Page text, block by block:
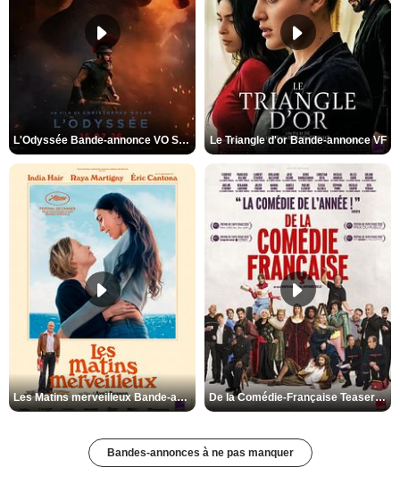
L'Odyssée Bande-annonce VO STFR Le Triangle d'or Bande-annonce VF
Les Matins merveilleux Bande-annonce VF De la Comédie-Française Teaser VF
Bandes-annonces à ne pas manquer